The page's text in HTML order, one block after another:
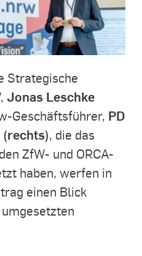
Strategische
Jonas Leschke
Geschäftsführer, PD
(rechts), die das
ZfW- und ORCA-
haben, werfen in
einen Blick